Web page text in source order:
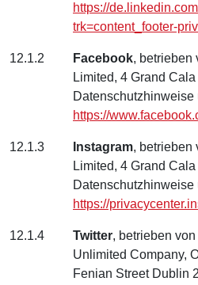
https://
trk=content_footer-
12.1.2 Facebook, betrieben
Limited, 4 Grand
Datenschutzhinweise
https://
12.1.3 Instagram, betrieben
Limited, 4 Grand
Datenschutzhinweise
https://
12.1.4 Twitter, betrieben
Unlimited Company,
Fenian Street Dublin